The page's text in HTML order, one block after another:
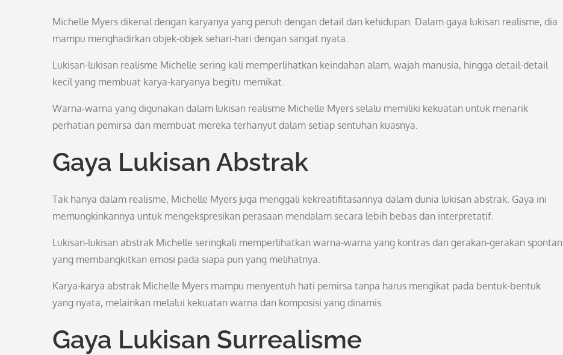
Michelle Myers dikenal dengan karyanya yang penuh dengan detail dan kehidupan. Dalam gaya lukisan realisme, dia
mampu menghadirkan objek-objek sehari-hari dengan sangat nyata.
Lukisan-lukisan realisme Michelle sering kali memperlihatkan keindahan alam, wajah manusia, hingga detail-detail
kecil yang membuat karya-karyanya begitu memikat.
Warna-warna yang digunakan dalam lukisan realisme Michelle Myers selalu memiliki kekuatan untuk menarik
perhatian pemirsa dan membuat mereka terhanyut dalam setiap sentuhan kuasnya.
Gaya Lukisan Abstrak
Tak hanya dalam realisme, Michelle Myers juga menggali kekreatifitasannya dalam dunia lukisan abstrak. Gaya ini
memungkinkannya untuk mengekspresikan perasaan mendalam secara lebih bebas dan interpretatif.
Lukisan-lukisan abstrak Michelle seringkali memperlihatkan warna-warna yang kontras dan gerakan-gerakan spontan
yang membangkitkan emosi pada siapa pun yang melihatnya.
Karya-karya abstrak Michelle Myers mampu menyentuh hati pemirsa tanpa harus mengikat pada bentuk-bentuk
yang nyata, melainkan melalui kekuatan warna dan komposisi yang dinamis.
Gaya Lukisan Surrealisme